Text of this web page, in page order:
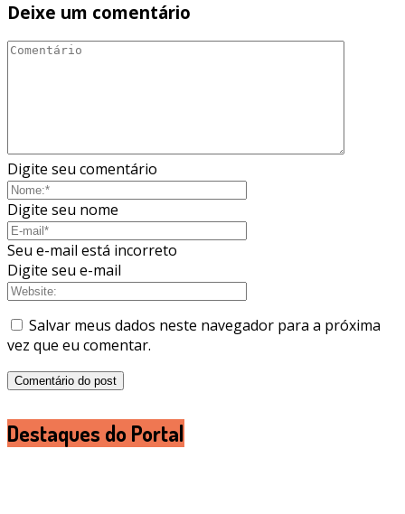
Deixe um comentário
Digite seu comentário
Digite seu nome
Seu e-mail está incorreto
Digite seu e-mail
Salvar meus dados neste navegador para a próxima
vez que eu comentar.
Destaques do Portal